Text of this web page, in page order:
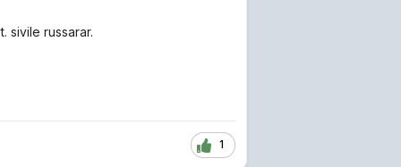
sivile russarar.
1